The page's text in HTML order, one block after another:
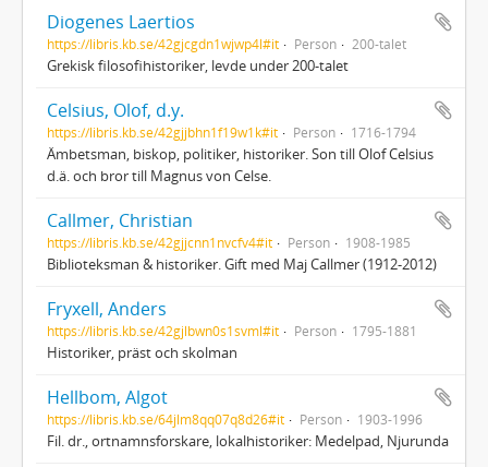
Diogenes Laertios
https://libris.kb.se/42gjcgdn1wjwp4l#it Person 200-talet
Grekisk filosofihistoriker, levde under 200-talet
Celsius, Olof, d.y.
https://libris.kb.se/42gjjbhn1f19w1k#it Person 1716-1794
Ämbetsman, biskop, politiker, historiker. Son till Olof Celsius
d.ä. och bror till Magnus von Celse.
Callmer, Christian
https://libris.kb.se/42gjjcnn1nvcfv4#it Person 1908-1985
Biblioteksman & historiker. Gift med Maj Callmer (1912-2012)
Fryxell, Anders
https://libris.kb.se/42gjlbwn0s1svml#it Person 1795-1881
Historiker, präst och skolman
Hellbom, Algot
https://libris.kb.se/64jlm8qq07q8d26#it Person 1903-1996
Fil. dr., ortnamnsforskare, lokalhistoriker: Medelpad, Njurunda